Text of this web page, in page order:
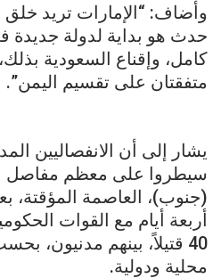
وأضاف: “الإمارات تريد خلق
حدث هو بداية لدولة جديدة
كامل، وإقناع السعودية
متفقتان على تقسيم اليمن”.
يشار إلى أن الانفصاليين
سيطروا على معظم مفاصل
(جنوب)، العاصمة المؤقتة،
أربعة أيام مع القوات
40 قتيلاً، بينهم مدنيون،
محلية ودولية.